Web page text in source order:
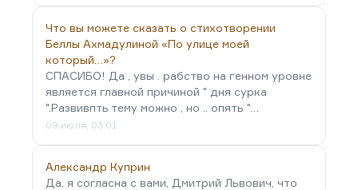
Что вы можете сказать о стихотворении
Беллы Ахмадулиной «По улице моей
который…»?
СПАСИБО! Да , увы . рабство на генном уровне
является главной причиной " дня сурка
".Развивпть тему можно , но .. опять "…
09 июля, 03:01
Александр Куприн
Да, я согласна с вами, Дмитрий Львович, что